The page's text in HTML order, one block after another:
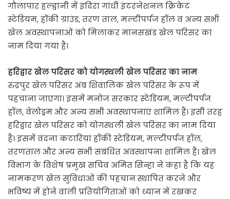
गौलापार हल्द्वानी में इंदिरा गांधी इंटरनेशनल क्रिकेट
स्टेडियम, हॉकी ग्राउंड, तरण ताल, मल्टीपर्पज हॉल व अन्य सभी
खेल अवस्थापनाओं को मिलाकर मानसखंड खेल परिसर का
नाम दिया गया है।
हरिद्वार खेल परिसर को योगस्थली खेल परिसर का नाम
रुद्रपुर खेल परिसर अब शिवालिक खेल परिसर के रूप में
पहचाना जाएगा। इसमें मनोज सरकार स्टेडियम, मल्टीपर्पज
हॉल, वेलोड्रम और अन्य सभी अवस्थापनाएं शामिल हैं। इसी तरह
हरिद्वार खेल परिसर को योगस्थली खेल परिसर का नाम दिया
है। इसमें वंदना कटारिया हॉकी स्टेडियम, मल्टीपर्पज हॉल,
तरणताल और अन्य सभी संबंधित अवस्थापना शामिल हैं। खेल
विभाग के विशेष प्रमुख सचिव अमित सिन्हा ने कहा है कि यह
नामकरण खेल सुविधाओं की पहचान स्थापित करने और
भविष्य में होने वाली प्रतियोगिताओं को ध्यान में रखकर